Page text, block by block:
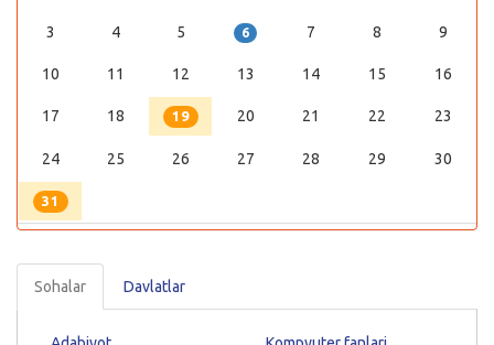
3 4 5 6 7 8 9
10 11 12 13 14 15 16
17 18 19 20 21 22 23
24 25 26 27 28 29 30
31
Sohalar Davlatlar